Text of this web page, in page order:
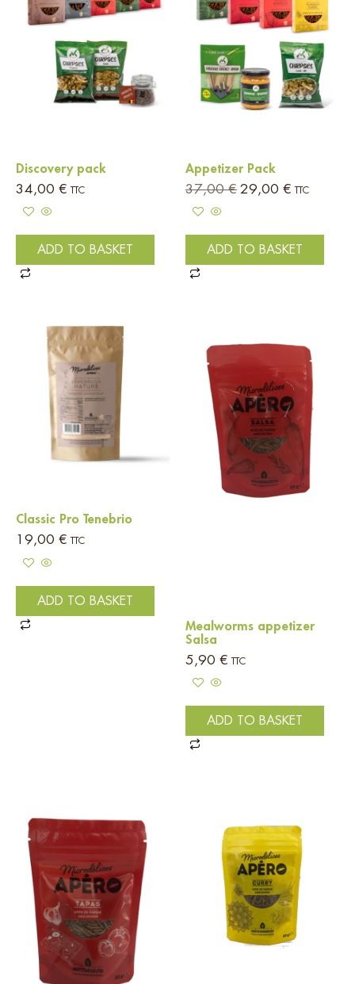
Discovery pack
34,00 € TTC
ADD TO BASKET
Appetizer Pack
37,00€ 29,00 € TTC
ADD TO BASKET
Classic Pro Tenebrio
19,00 € TTC
ADD TO BASKET
Mealworms appetizer
Salsa
5,90 € TTC
ADD TO BASKET